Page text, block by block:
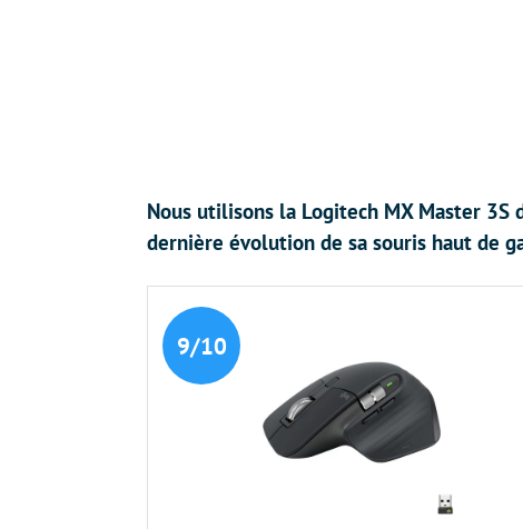
Nous utilisons la Logitech MX Master 3S
dernière évolution de sa souris haut de
9/10